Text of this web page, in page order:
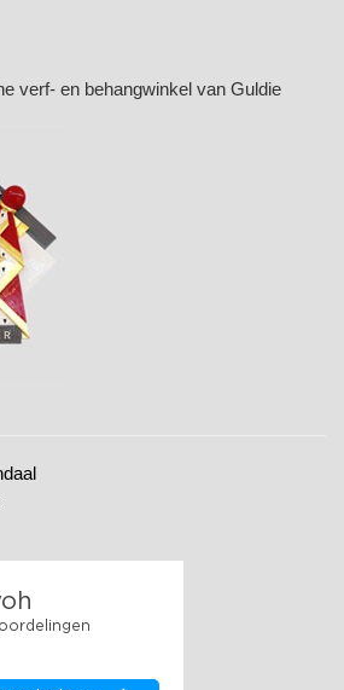
verf- en behangwinkel van Guldie